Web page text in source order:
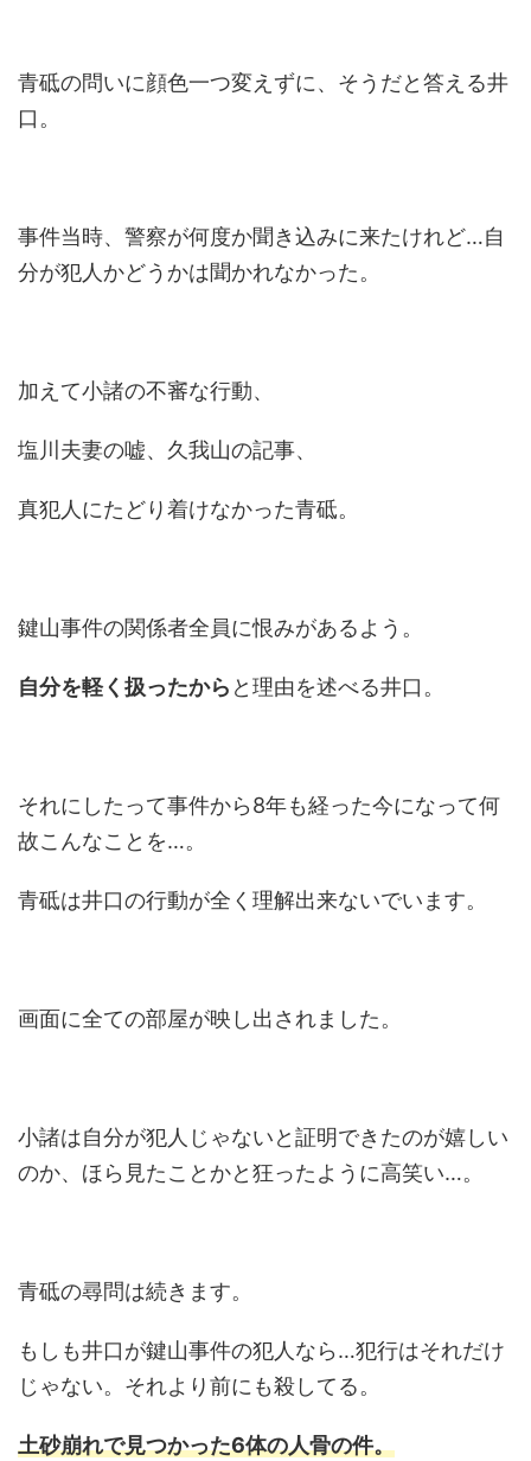
青砥の問いに顔色一つ変えずに、そうだと答える井
口。
事件当時、警察が何度か聞き込みに来たけれど…自
分が犯人かどうかは聞かれなかった。
加えて小諸の不審な行動、
塩川夫妻の嘘、久我山の記事、
真犯人にたどり着けなかった青砥。
鍵山事件の関係者全員に恨みがあるよう。
自分を軽く扱ったから と理由を述べる井口。
それにしたって事件から8年も経った今になって何
故こんなことを…。
青砥は井口の行動が全く理解出来ないでいます。
画面に全ての部屋が映し出されました。
小諸は自分が犯人じゃないと証明できたのが嬉しい
のか、ほら見たことかと狂ったように高笑い…。
青砥の尋問は続きます。
もしも井口が鍵山事件の犯人なら…犯行はそれだけ
じゃない。それより前にも殺してる。
土砂崩れで見つかった6体の人骨の件。